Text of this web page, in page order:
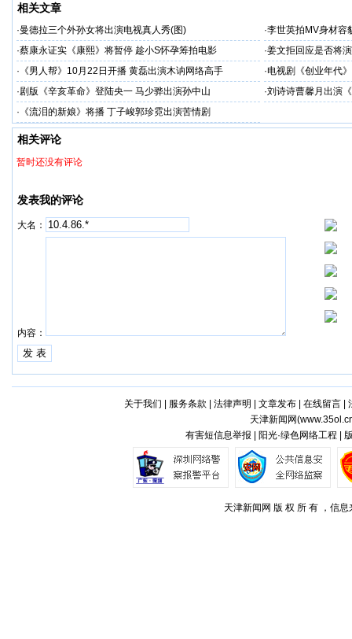
相关文章
·曼德拉三个外孙女将出演电视真人秀(图) ·李世英拍MV身材容
·蔡康永证实《康熙》将暂停 趁小S怀孕筹拍电影 ·姜文拒回应是否将
· 《男人帮》10月22日开播 黄磊出演木讷网络高手 ·电视剧《创业年代
·剧版《辛亥革命》登陆央一 马少骅出演孙中山 ·刘诗诗曹馨月出演
· 《流泪的新娘》将播 丁子峻郭珍霓出演苦情剧
相关评论
暂时还没有评论
发表我的评论
大名：
内容：
关于我们 服务条款 法律声明 文章发布| 在线留言|
天津新闻网(
有害短信息举报 | 阳光·绿色网络工程 |
天津新闻网 版 权 所 有 ，信